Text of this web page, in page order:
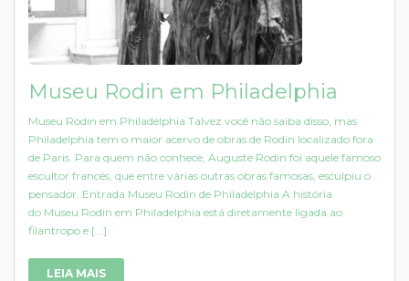
Museu Rodin em Philadelphia
Museu Rodin em Philadelphia Talvez você não saiba disso, mas
Philadelphia tem o maior acervo de obras de Rodin localizado fora
de Paris. Para quem não conhece, Auguste Rodin foi aquele famoso
escultor francês, que entre várias outras obras famosas, esculpiu o
pensador. Entrada Museu Rodin de Philadelphia A história
do Museu Rodin em Philadelphia está diretamente ligada ao
filantropo e [...]
LEIA MAIS